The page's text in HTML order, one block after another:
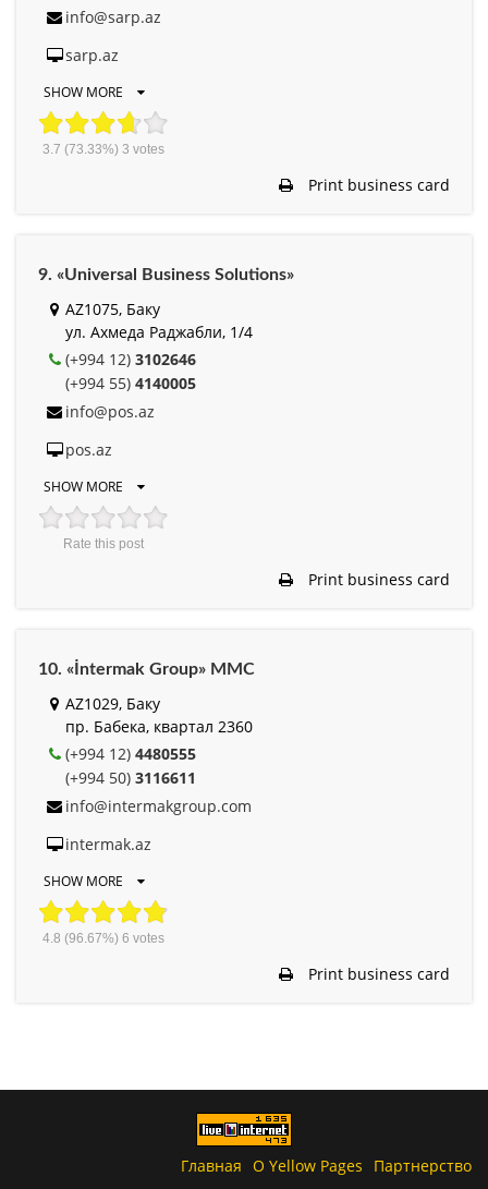
info@sarp.az
sarp.az
SHOW MORE
3.7 (73.33%) 3 votes
Print business card
9. «Universal Business Solutions»
AZ1075, Баку
ул. Ахмеда Раджабли, 1/4
(+994 12) 3102646
(+994 55) 4140005
info@pos.az
pos.az
SHOW MORE
Rate this post
Print business card
10. «İntermak Group» MMC
AZ1029, Баку
пр. Бабека, квартал 2360
(+994 12) 4480555
(+994 50) 3116611
info@intermakgroup.com
intermak.az
SHOW MORE
4.8 (96.67%) 6 votes
Print business card
Главная О Yellow Pages
Партнерство